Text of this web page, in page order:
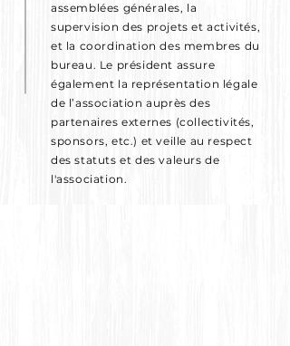
assemblées générales, la
supervision des projets et activités,
et la coordination des membres du
bureau. Le président assure
également la représentation légale
de l’association auprès des
partenaires externes (collectivités,
sponsors, etc.) et veille au respect
des statuts et des valeurs de
l'association.